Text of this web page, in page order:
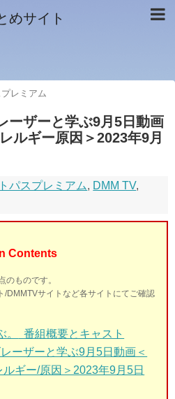
めサイト
レミアム
ーザーと学ぶ9月5日動画
ルギー原因＞2023年9月
パスプレミアム, DMM TV,
Contents
ものです。
/DMMTVサイトなど各サイトにてご確認
番組概要とキャスト
ーザーと学ぶ9月5日動画＜
ギー/原因＞2023年9月5日